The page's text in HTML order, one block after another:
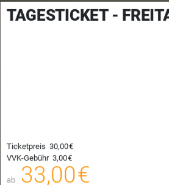
TAGESTICKET -
Ticketpreis 30,00 €
VVK-Gebühr 3,00 €
ab 33,00 €
00